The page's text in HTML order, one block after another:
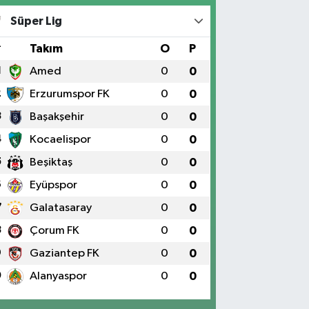
Süper Lig
Takım O P
Amed 0 0
Erzurumspor FK 0 0
Başakşehir 0 0
Kocaelispor 0 0
Beşiktaş 0 0
Eyüpspor 0 0
Galatasaray 0 0
Çorum FK 0 0
Gaziantep FK 0 0
Alanyaspor 0 0